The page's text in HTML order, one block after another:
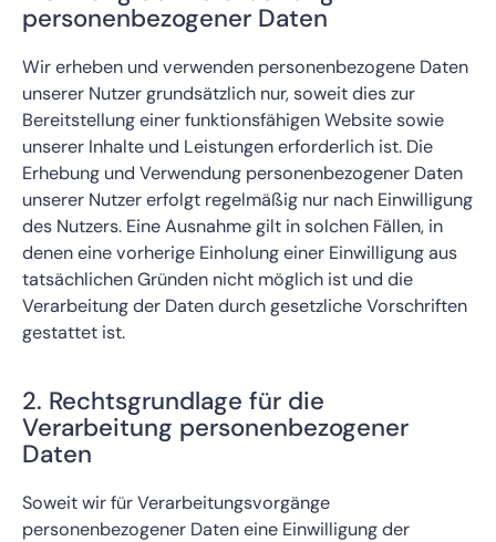
personenbezogener Daten
Wir erheben und verwenden personenbezogene Daten
unserer Nutzer grundsätzlich nur, soweit dies zur
Bereitstellung einer funktionsfähigen Website sowie
unserer Inhalte und Leistungen erforderlich ist. Die
Erhebung und Verwendung personenbezogener Daten
unserer Nutzer erfolgt regelmäßig nur nach Einwilligung
des Nutzers. Eine Ausnahme gilt in solchen Fällen, in
denen eine vorherige Einholung einer Einwilligung aus
tatsächlichen Gründen nicht möglich ist und die
Verarbeitung der Daten durch gesetzliche Vorschriften
gestattet ist.
2. Rechtsgrundlage für die
Verarbeitung personenbezogener
Daten
Soweit wir für Verarbeitungsvorgänge
personenbezogener Daten eine Einwilligung der